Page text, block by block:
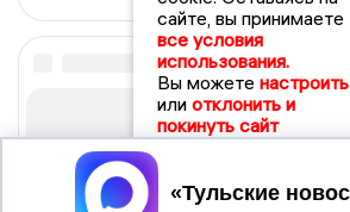
сайте, вы принимаете
все условия
использования.
Вы можете настроить
или отклонить и
покинуть сайт
Принять